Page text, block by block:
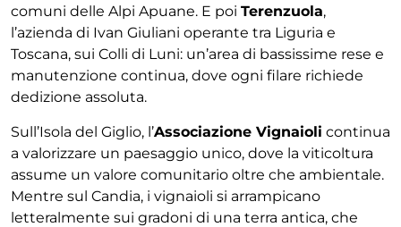
comuni delle Alpi Apuane. E poi Terenzuola,
l’azienda di Ivan Giuliani operante tra Liguria e
Toscana, sui Colli di Luni: un’area di bassissime rese e
manutenzione continua, dove ogni filare richiede
dedizione assoluta.
Sull’Isola del Giglio, l’Associazione Vignaioli continua
a valorizzare un paesaggio unico, dove la viticoltura
assume un valore comunitario oltre che ambientale.
Mentre sul Candia, i vignaioli si arrampicano
letteralmente sui gradoni di una terra antica, che